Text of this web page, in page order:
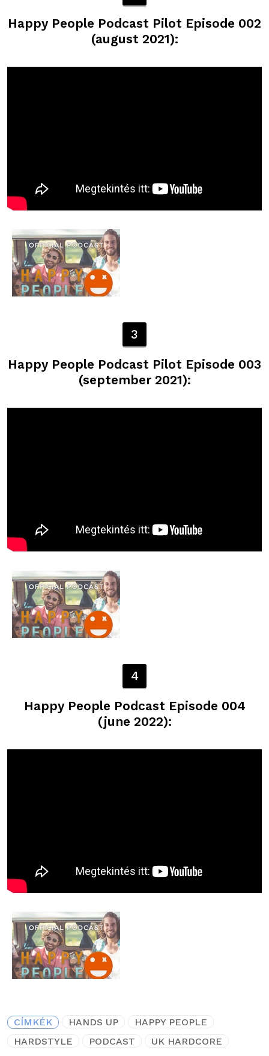
Happy People Podcast Pilot Episode 002
(august 2021):
3
Happy People Podcast Pilot Episode 003
(september 2021):
4
Happy People Podcast Episode 004
(june 2022):
CÍMKÉK HANDS UP
HAPPY PEOPLE
HARDSTYLE
PODCAST UK HARDCORE